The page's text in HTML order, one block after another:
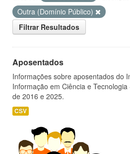
Outra (Domínio Público)
Filtrar Resultados
Aposentados
Informações sobre aposentados do
Informação em Ciência e
de 2016 e 2025.
CSV